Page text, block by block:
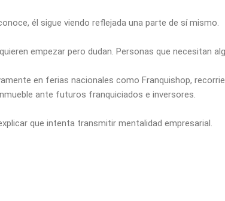
él sigue viendo reflejada una parte de sí mismo.
empezar pero dudan. Personas que necesitan
en ferias nacionales como Franquishop,
ante futuros franquiciados e inversores.
que intenta transmitir mentalidad empresarial.